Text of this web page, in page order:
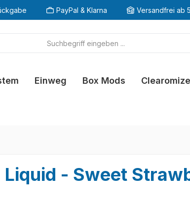
PayPal & Klarna Versandfrei ab
Einweg Box Mods
- Sweet